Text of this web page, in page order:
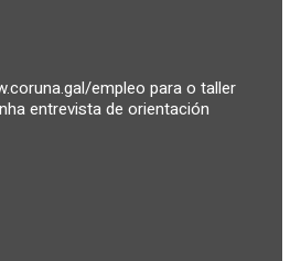
empleo para o taller
entrevista de orientación